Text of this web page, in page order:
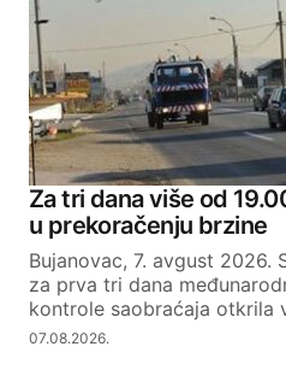
Za tri dana više od
u prekoračenju brzine
Bujanovac, 7. avgust 2026.
za prva tri dana
kontrole saobraćaja otkrila
07.08.2026.